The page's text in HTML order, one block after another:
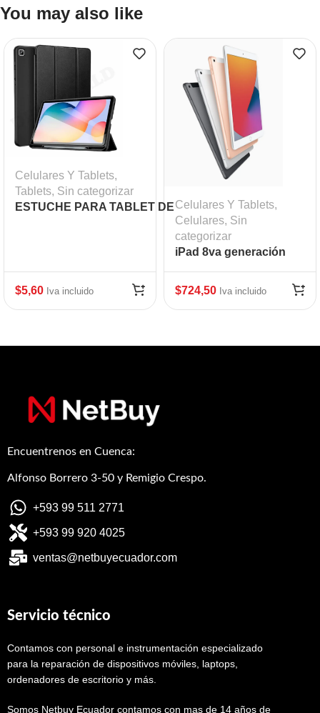
You may also like
Celulares Y Tablets,
Tablets, Sin categorizar
ESTUCHE PARA TABLET DE
1080,CASE,PURPLE,PP,POLY
$5,60 Iva incluido
Celulares Y Tablets,
Celulares, Sin
categorizar
iPad 8va generación
$724,50 Iva incluido
Encuentrenos en Cuenca:
Alfonso Borrero 3-50 y Remigio Crespo.
+593 99 511 2771
+593 99 920 4025
ventas@netbuyecuador.com
Servicio técnico
Contamos con personal e instrumentación especializado
para la reparación de dispositivos móviles, laptops,
ordenadores de escritorio y más.
Somos Netbuy Ecuador contamos con mas de 14 años de